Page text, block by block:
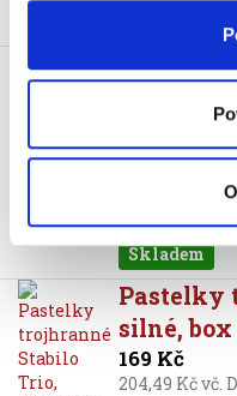
Pastelky
313,39 Kč vč.
Skladem
Pastelky
silné, box
169 Kč
204,49 Kč vč.